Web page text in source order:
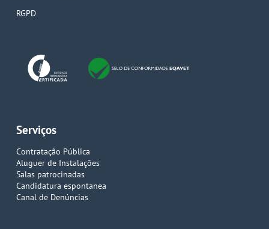
RGPD
Serviços
Contratação Pública
Aluguer de Instalações
Salas patrocinadas
Candidatura espontanea
Canal de Denúncias